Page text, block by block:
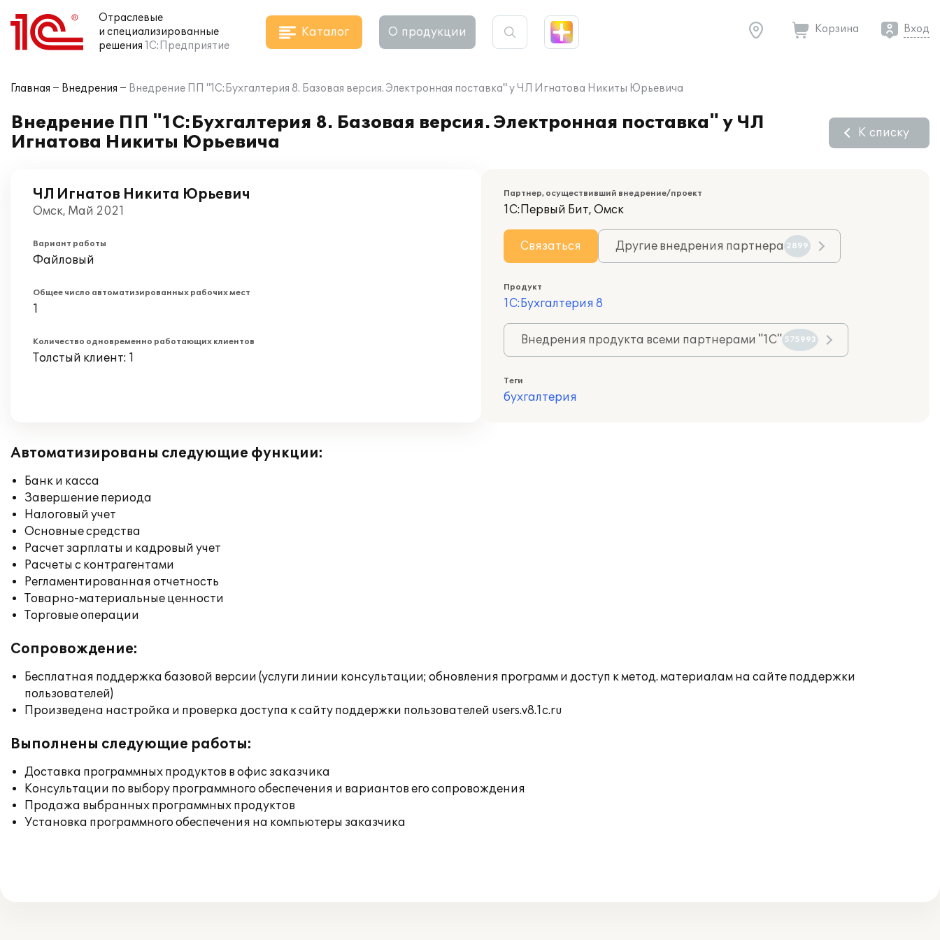
Отраслевые
и специализированные
решения 1С:Предприятие
Каталог О продукции Корзина Вход
Главная Внедрения Внедрение ПП "1С:Бухгалтерия 8. Базовая версия. Электронная поставка" у ЧЛ Игнатова Никиты Юрьевича
Внедрение ПП "1С:Бухгалтерия 8. Базовая версия. Электронная поставка" у ЧЛ
Игнатова Никиты Юрьевича
К списку
ЧЛ Игнатов Никита Юрьевич
Омск, Май 2021
Вариант работы
Файловый
Общее число автоматизированных рабочих мест
1
Количество одновременно работающих клиентов
Толстый клиент: 1
Партнер, осуществивший внедрение/проект
1С:Первый Бит, Омск
Связаться Другие внедрения партнера 2899
Продукт
1С:Бухгалтерия 8
Внедрения продукта всеми партнерами "1С" 575993
Теги
бухгалтерия
Автоматизированы следующие функции:
Банк и касса
Завершение периода
Налоговый учет
Основные средства
Расчет зарплаты и кадровый учет
Расчеты с контрагентами
Регламентированная отчетность
Товарно-материальные ценности
Торговые операции
Сопровождение:
Бесплатная поддержка базовой версии (услуги линии консультации; обновления программ и доступ к метод. материалам на сайте поддержки
пользователей)
Произведена настройка и проверка доступа к сайту поддержки пользователей users.v8.1c.ru
Выполнены следующие работы:
Доставка программных продуктов в офис заказчика
Консультации по выбору программного обеспечения и вариантов его сопровождения
Продажа выбранных программных продуктов
Установка программного обеспечения на компьютеры заказчика